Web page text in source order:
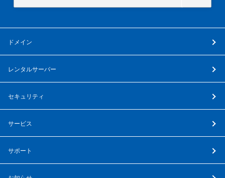
ドメイン
レンタルサーバー
セキュリティ
サービス
サポート